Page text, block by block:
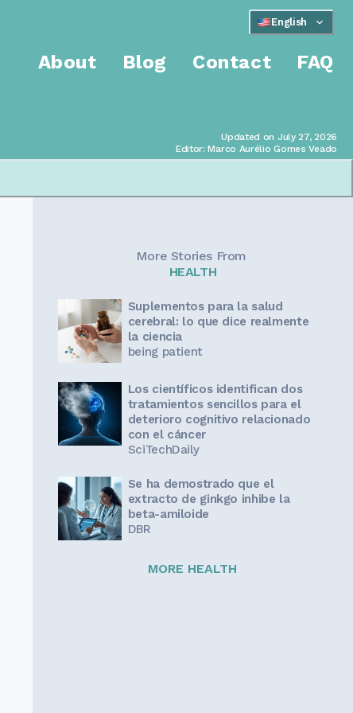
English
Updated on July 27, 2026
Editor: Marco Aurélio Gomes Veado
About Blog Contact FAQ
More Stories From
HEALTH
Suplementos para la salud
cerebral: lo que dice realmente
la ciencia
being patient
Los científicos identifican dos
tratamientos sencillos para el
deterioro cognitivo relacionado
con el cáncer
SciTechDaily
Se ha demostrado que el
extracto de ginkgo inhibe la
beta-amiloide
DBR
MORE HEALTH